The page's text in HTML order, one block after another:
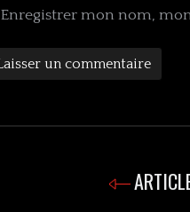
Enregistrer mon nom,